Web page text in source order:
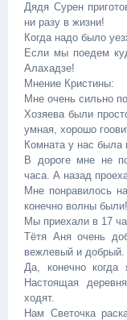
Дядя Сурен
ни разу в жизни!
Когда надо было
Если мы поедем
Алахадзе!
Мнение Кристины:
Мне очень сильно
Хозяева были
умная, хорошо
Комната у нас была
В дороге мне не
часа. А назад
Мне понравилось
конечно волны были!
Мы приехали в 17
Тётя Аня очень
вежлевый и добрый.
Да, конечно
Настоящая
ходят.
Нам Светочка